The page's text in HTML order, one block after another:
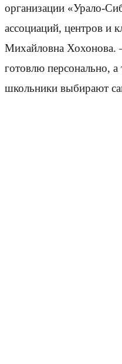
организации «Урало-
ассоциаций, центров
Михайловна Хохонова.
готовлю персонально,
школьники выбирают